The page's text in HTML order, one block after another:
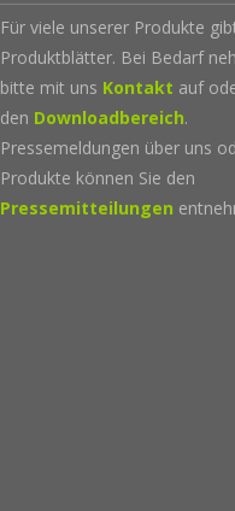
Für viele unserer Produkte
Produktblätter. Bei Bedarf
bitte mit uns Kontakt auf
den Downloadbereich.
Pressemeldungen über uns
Produkte können Sie den
Pressemitteilungen